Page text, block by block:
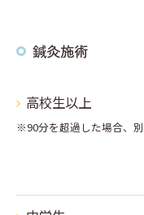
鍼灸施術
高校生以上
※90分を超過した場合、別